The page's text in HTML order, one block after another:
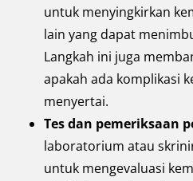
untuk menyingkirkan
lain yang dapat
Langkah ini juga
apakah ada komplikasi
menyertai.
Tes dan pemeriksaan
laboratorium atau
untuk mengevaluasi